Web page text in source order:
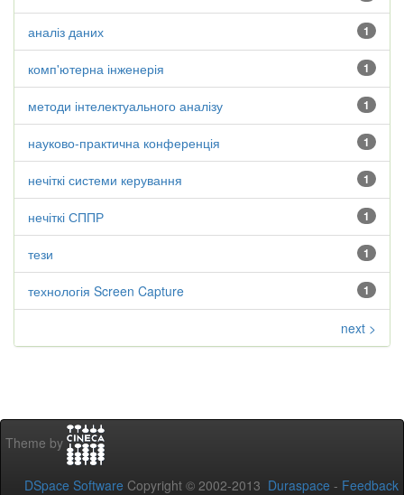
1
аналіз даних
1
комп'ютерна інженерія
1
методи інтелектуального аналізу
1
науково-практична конференція
1
нечіткі системи керування
1
нечіткі СППР
1
тези
1
технологія Screen Capture
next >
Theme by
DSpace Software Copyright © 2002-2013 Duraspace - Feedback